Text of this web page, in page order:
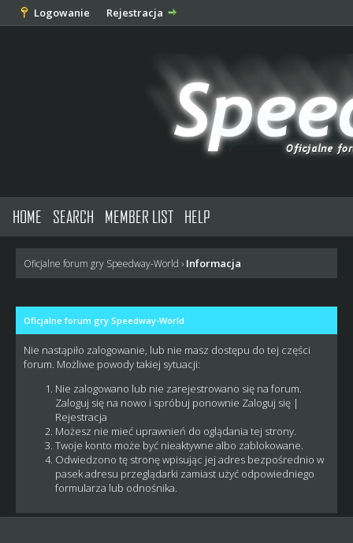
Logowanie Rejestracja
HOME SEARCH MEMBER LIST HELP
Oficjalne forum gry Speedway-World › Informacja
Oficjalne forum gry Speedway-World
Nie nastąpiło zalogowanie, lub nie masz dostępu do tej części
forum. Możliwe powody takiej sytuacji:
Nie zalogowano lub nie zarejestrowano się na forum.
Zaloguj się na nowo i spróbuj ponownie Zaloguj się|
Rejestracja
Możesz nie mieć uprawnień do oglądania tej strony.
Twoje konto może być nieaktywne albo zablokowane.
Odwiedzono tę stronę wpisując jej adres bezpośrednio w
pasek adresu przeglądarki zamiast użyć odpowiedniego
formularza lub odnośnika.